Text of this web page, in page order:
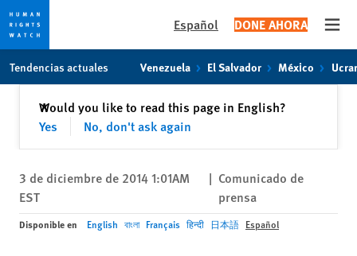
content
Español DONE AHORA
Tendencias actuales Venezuela El Salvador México
Would you like to read this page in English?
Yes
No, don't ask again
✕Cerrar
3 de diciembre de 2014 1:01AM
EST
| Comunicado de
prensa
Disponible en English বাংলা Français हिन्दी 日本語 Español